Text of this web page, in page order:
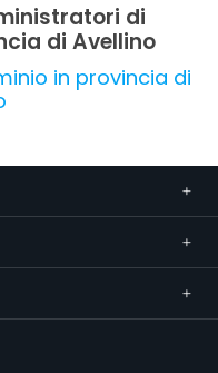
di
di Avellino
in provincia di